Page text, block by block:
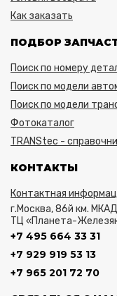
Как заказать
ПОДБОР
Поиск по номеру
Поиск по модели
Поиск по модели
Фотокаталог
TRANStec -
КОНТАКТЫ
Контактная
г.Москва, 86й км.
ТЦ «Планета-
+7 495 664 33 31
+7 929 919 53 13
+7 965 201 72 70